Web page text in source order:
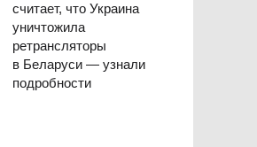
считает, что Украина
уничтожила
ретрансляторы
в Беларуси — узнали
подробности